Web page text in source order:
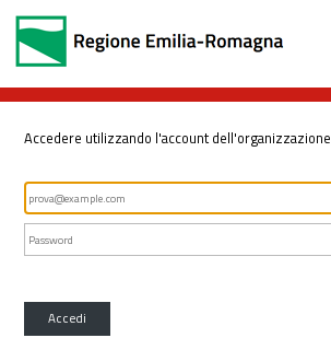
Accedere utilizzando l'account dell'organizzazione
Accedi